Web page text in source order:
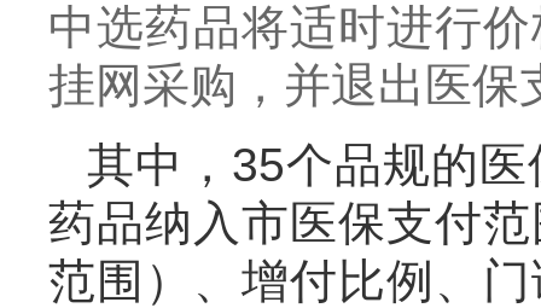
中选药品将适时进行
挂网采购，并退出医保
其中，35个品规的
药品纳入市医保支付
范围）、增付比例、